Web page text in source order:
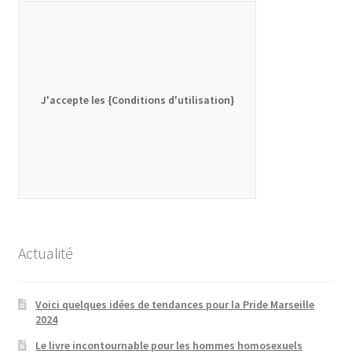
J'accepte les {Conditions d'utilisation}
Actualité
Voici quelques idées de tendances pour la Pride Marseille
2024
Le livre incontournable pour les hommes homosexuels